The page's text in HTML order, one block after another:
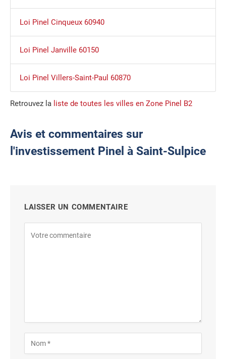
Loi Pinel Cinqueux 60940
Loi Pinel Janville 60150
Loi Pinel Villers-Saint-Paul 60870
Retrouvez la liste de toutes les villes en Zone Pinel B2
Avis et commentaires sur
l'investissement Pinel à Saint-Sulpice
LAISSER UN COMMENTAIRE